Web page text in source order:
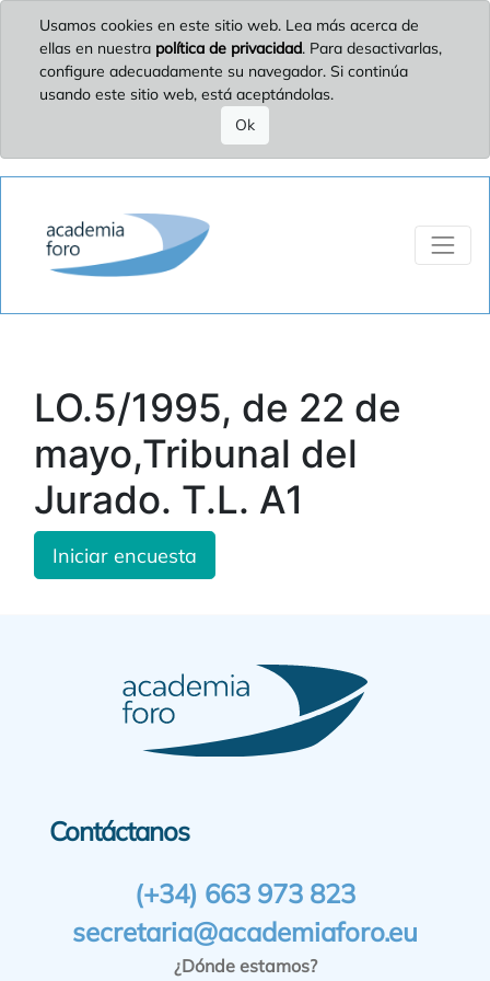
Usamos cookies en este sitio web. Lea más acerca de
ellas en nuestra política de privacidad. Para desactivarlas,
configure adecuadamente su navegador. Si continúa
usando este sitio web, está aceptándolas.
Ok
LO.5/1995, de 22 de
mayo,Tribunal del
Jurado. T.L. A1
Iniciar encuesta
Contáctanos
(+34) 663 973 823
secretaria@academiaforo.eu
¿Dónde estamos?